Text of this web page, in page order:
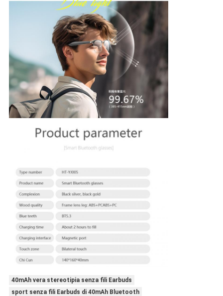
40mAh vera stereotipia senza fili Earbuds
sport senza fili Earbuds di 40mAh Bluetooth